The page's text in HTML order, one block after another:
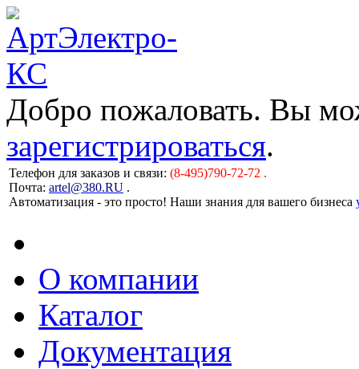
Добро пожаловать. Вы
зарегистрироваться.
Телефон для заказов и связи: (8-495)790-72-72 .
Почта: artel@380.RU .
Автоматизация - это просто! Наши знания для вашего бизнеса
О компании
Каталог
Документация